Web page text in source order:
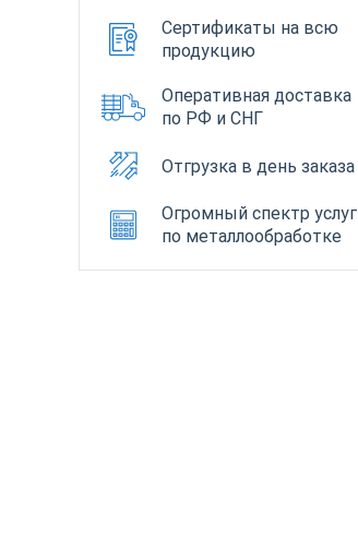
Сертификаты на всю
продукцию
Оперативная доставка
по РФ и СНГ
Отгрузка в день заказа
Огромный спектр услуг
по металлообработке